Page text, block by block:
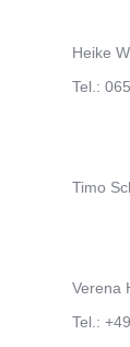
Heike
Tel.:
Timo
Verena
Tel.: